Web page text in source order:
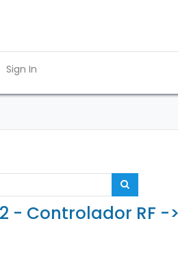
Sign In
2 - Controlador RF -